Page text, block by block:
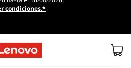
condiciones.*